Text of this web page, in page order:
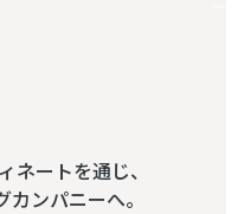
ネートを通じ、
カンパニーへ。